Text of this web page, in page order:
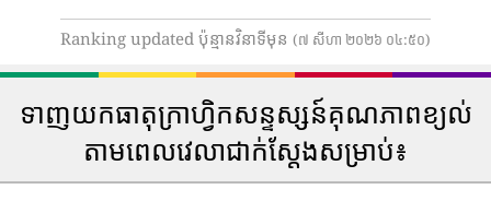
Ranking updated ប៉ុន្មានវិនាទីមុន (៧ សីហា ២០២៦ ០៤:៥០)
ទាញយកធាតុក្រាហ្វិកសន្ទស្សន៍គុណភាពខ្យល់
តាមពេលវេលាជាក់ស្តែងសម្រាប់៖